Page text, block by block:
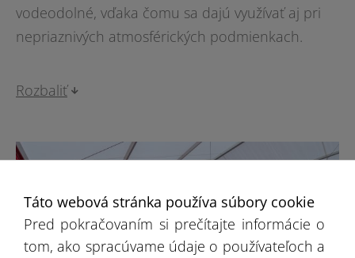
vodeodolné, vďaka čomu sa dajú využívať aj pri
nepriaznivých atmosférických podmienkach.
Rozbaliť
Táto webová stránka používa súbory cookie
Pred pokračovaním si prečítajte informácie o
tom, ako spracúvame údaje o používateľoch a